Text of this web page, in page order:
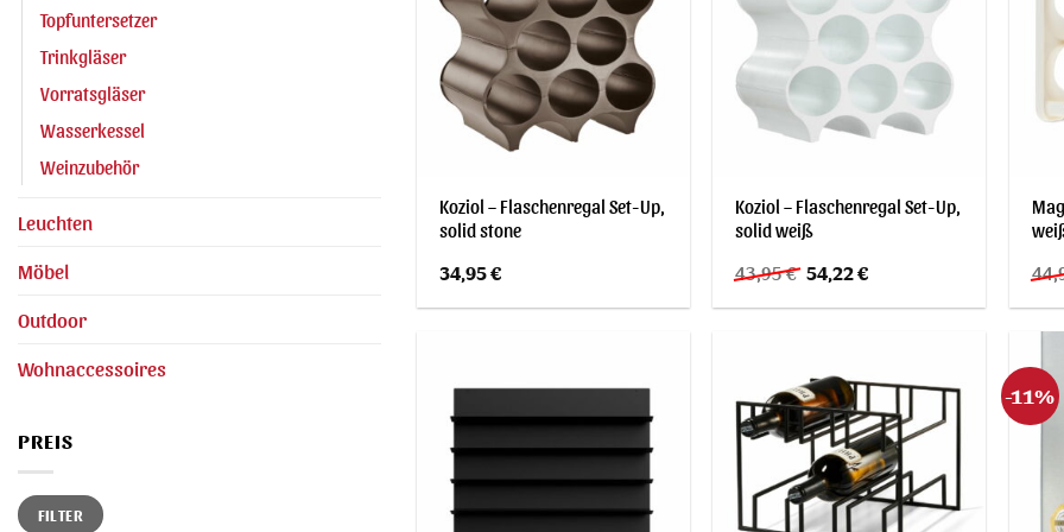
Topfuntersetzer
Trinkgläser
Vorratsgläser
Wasserkessel
Weinzubehör
Leuchten
Möbel
Outdoor
Wohnaccessoires
PREIS
Min.
Preis
Max.
PreisFILTER
Koziol – Flaschenregal Set-Up,
solid stone
34,95€
Koziol – Flaschenregal Set-Up,
solid weiß
43,95€ Ursprünglicher
Preis
war:
54,22€Aktueller
ist:
-11%